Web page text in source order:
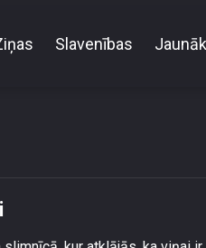
Slavenības